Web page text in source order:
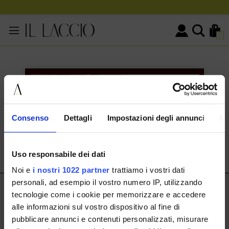
Consenso Dettagli Impostazioni degli annunci
Uso responsabile dei dati
Noi e i nostri 1022 partner trattiamo i vostri dati
personali, ad esempio il vostro numero IP, utilizzando
tecnologie come i cookie per memorizzare e accedere
alle informazioni sul vostro dispositivo al fine di
pubblicare annunci e contenuti personalizzati, misurare
0
KONTAKTINFORMATIONEN
Via Cassala 20 25126 Brescia
+393291008001
IL LACCIO
IL LACCIO